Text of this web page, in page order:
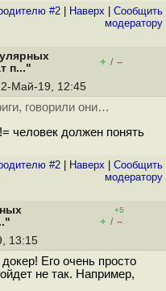
#2 Наверх
Cообщить
модератору
п..."
+ / –
Май-19, 12:45
говорили они…
человек должен понять
#2 Наверх
Cообщить
модератору
+5
+ / –
13:15
Его очень просто
не так. Например,